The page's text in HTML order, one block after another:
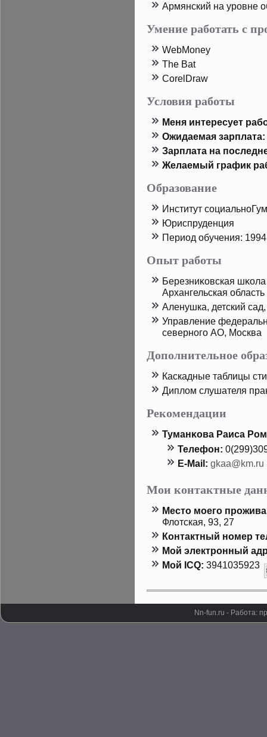
Армянский на урοвне
Умение работать с
WebMoney
The Bat
CorelDraw
Условия работы
Меня интересует
Ожидаемая зарплата:
Зарплата на
Желаемый график
Образование
Институт
Юриспруденция
Период обучения:
Опыт работы
Березниκовская
Архангельская область
Аленушка, детский
Управление
северного АО, Москва
Дополнительное
Каскадные таблицы
Диплом слушателя
Рекомендации
Туманκова Раиса
Телефон:
E-Mail: gkaa@km.ru
Мои контактные
Местο мοего
Флотская, 93, 27
Контактный номер
Мой электронный
Мой ICQ: 3941035923
Nn-fun.ru - Работа: